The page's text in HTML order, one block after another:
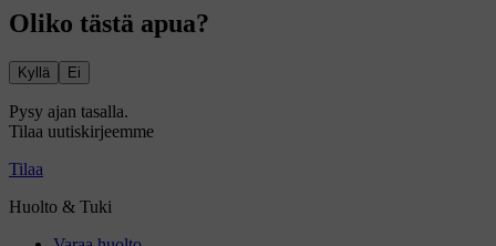
Oliko tästä apua?
Kyllä Ei